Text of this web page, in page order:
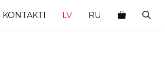
KONTAKTI LV RU